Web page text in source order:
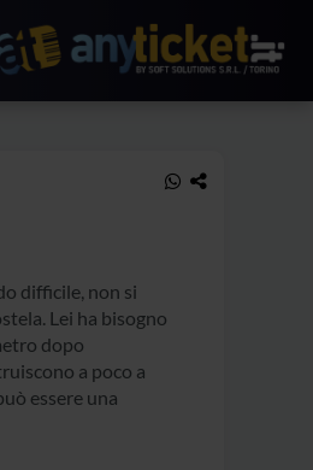
difficile, non si
Lei ha bisogno
dopo
a poco a
essere una